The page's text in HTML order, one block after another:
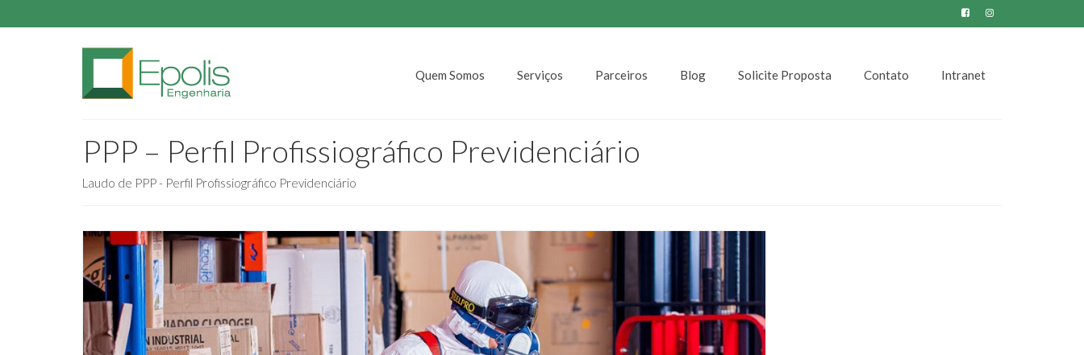
Quem Somos Serviços Parceiros Blog Solicite Proposta Contato Intranet
PPP – Perfil Profissiográfico Previdenciário
Laudo de PPP - Perfil Profissiográfico Previdenciário